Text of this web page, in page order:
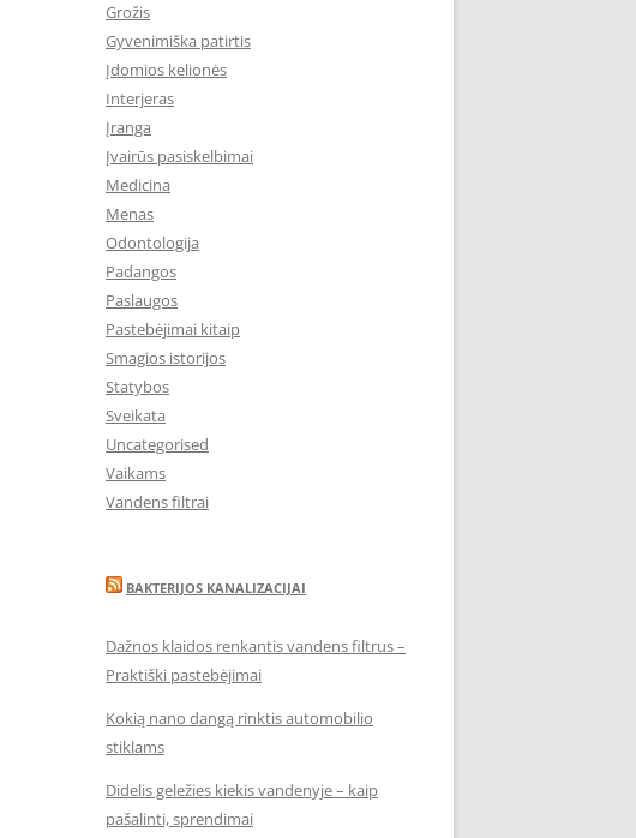
Grožis
Gyvenimiška patirtis
Įdomios kelionės
Interjeras
Įranga
Įvairūs pasiskelbimai
Medicina
Menas
Odontologija
Padangos
Paslaugos
Pastebėjimai kitaip
Smagios istorijos
Statybos
Sveikata
Uncategorised
Vaikams
Vandens filtrai
BAKTERIJOS KANALIZACIJAI
Dažnos klaidos renkantis vandens filtrus –
Praktiški pastebėjimai
Kokią nano dangą rinktis automobilio
stiklams
Didelis geležies kiekis vandenyje – kaip
pašalinti, sprendimai